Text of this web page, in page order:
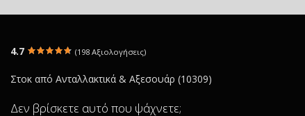
4.7 (198 Αξιολογήσεις)
Στοκ από Ανταλλακτικά & Αξεσουάρ (10309)
Δεν βρίσκετε αυτό που ψάχνετε;